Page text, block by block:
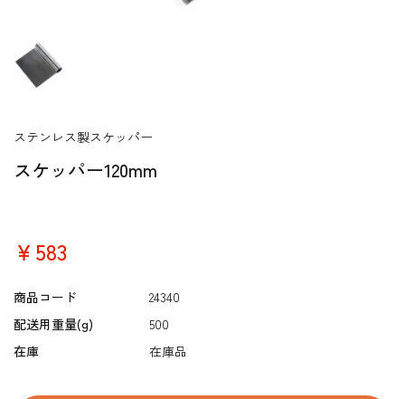
スケッパー120mm
ステンレス製スケッパー
￥583
商品コード
24340
配送用重量(g)
500
在庫
在庫品